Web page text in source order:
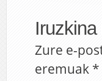
Iruzkina
Zure e-
eremuak *